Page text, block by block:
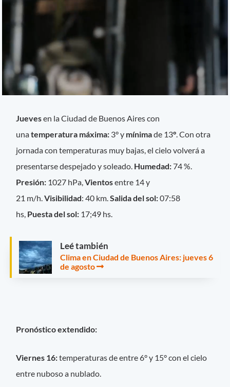
Juevesen la Ciudad de Buenos Aires con
unatemperatura máxima: 3° y mínimade 13° . Con otra
jornada con temperaturas muy bajas, el cielo volverá a
presentarse despejado y soleado. Humedad:74 %.
Presión: 1027 hPa,Vientosentre 14 y
21 m/h.Visibilidad: 40 km.Salida del sol:07:58
hs, Puesta del sol: 17;49 hs.
Leé también
Clima en Ciudad de Buenos Aires: jueves 6
de agosto
Pronóstico extendido:
Viernes 16:temperaturas de entre 6° y 15° con el cielo
entre nuboso a nublado.